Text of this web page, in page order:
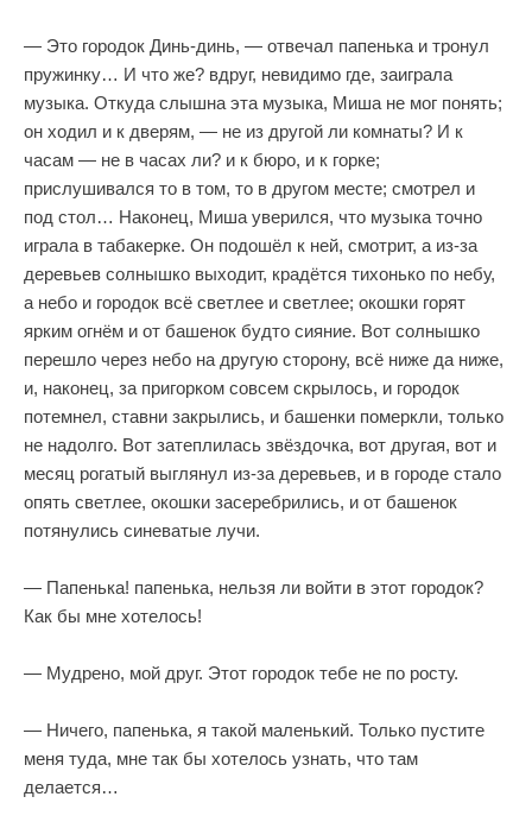
— Это городок Динь-динь, — отвечал папенька и тронул
пружинку… И что же? вдруг, невидимо где, заиграла
музыка. Откуда слышна эта музыка, Миша не мог понять;
он ходил и к дверям, — не из другой ли комнаты? И к
часам — не в часах ли? и к бюро, и к горке;
прислушивался то в том, то в другом месте; смотрел и
под стол… Наконец, Миша уверился, что музыка точно
играла в табакерке. Он подошёл к ней, смотрит, а из-за
деревьев солнышко выходит, крадётся тихонько по небу,
а небо и городок всё светлее и светлее; окошки горят
ярким огнём и от башенок будто сияние. Вот солнышко
перешло через небо на другую сторону, всё ниже да ниже,
и, наконец, за пригорком совсем скрылось, и городок
потемнел, ставни закрылись, и башенки померкли, только
не надолго. Вот затеплилась звёздочка, вот другая, вот и
месяц рогатый выглянул из-за деревьев, и в городе стало
опять светлее, окошки засеребрились, и от башенок
потянулись синеватые лучи.
— Папенька! папенька, нельзя ли войти в этот городок?
Как бы мне хотелось!
— Мудрено, мой друг. Этот городок тебе не по росту.
— Ничего, папенька, я такой маленький. Только пустите
меня туда, мне так бы хотелось узнать, что там
делается…